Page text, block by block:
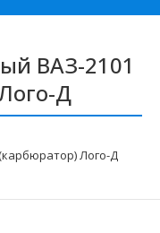
ВАЗ-2101
Д
Лого-Д